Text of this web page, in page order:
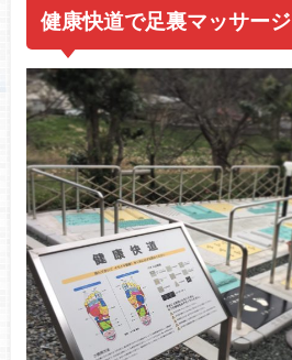
健康快道で足裏マッサージ